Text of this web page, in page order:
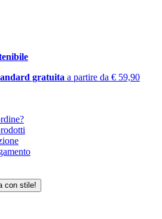
gratuita a partire da € 59,90